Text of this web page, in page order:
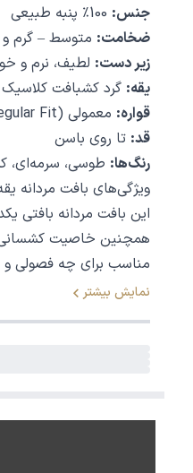
جنس:
ضخامت: متوسط – گرم
زیر دست: لطیف، نرم و
یقه: گرد کشبافت کلاسیک
قواره: معمولی (Regular Fit)
قد: تا روی باسن
رنگ‌ها: طوسی، سرمه‌ای،
ویژگی‌های بافت مردانه
این بافت مردانه بافتی
همچنین خاصیت کشسانی
مناسب برای چه فصولی
بافت یقه گرد مردانه
نمایش بیشتر